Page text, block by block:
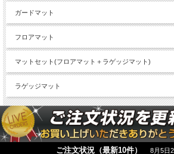
ガードマット
フロアマット
マットセット(フロアマット＋ラゲッジマット)
ラゲッジマット